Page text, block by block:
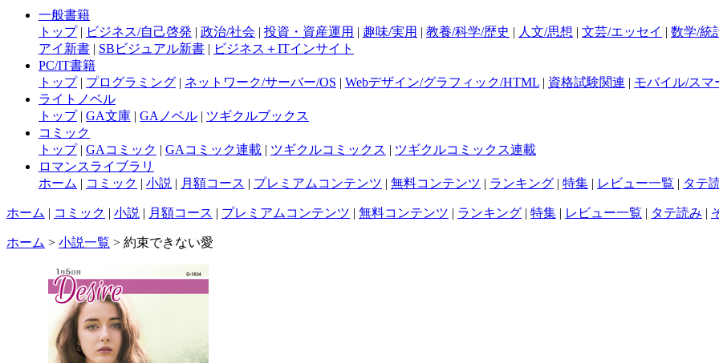
一般書籍
トップ| ビジネス/自己啓発 | 政治/社会 | 投資・資産運用 | 趣味/実用 | 教養/科学/歴史 | 人文/思想 | 文芸/エッセイ | 数学/統
アイ新書 | SBビジュアル新書 | ビジネス＋ITインサイト
PC/IT書籍
トップ| プログラミング | ネットワーク/サーバー/OS | Webデザイン/グラフィック/HTML | 資格試験関連 | モバイル/スマ
ライトノベル
トップ| GA文庫 | GAノベル | ツギクルブックス
コミック
トップ| GAコミック | GAコミック連載 | ツギクルコミックス | ツギクルコミックス連載
ロマンスライブラリ
ホーム | コミック | 小説 | 月額コース | プレミアムコンテンツ | 無料コンテンツ | ランキング | 特集 | レビュー一覧 | タテ
ホーム | コミック | 小説 | 月額コース | プレミアムコンテンツ | 無料コンテンツ | ランキング | 特集 | レビュー一覧 | タテ読み |
ホーム > 小説一覧 > 約束できない愛